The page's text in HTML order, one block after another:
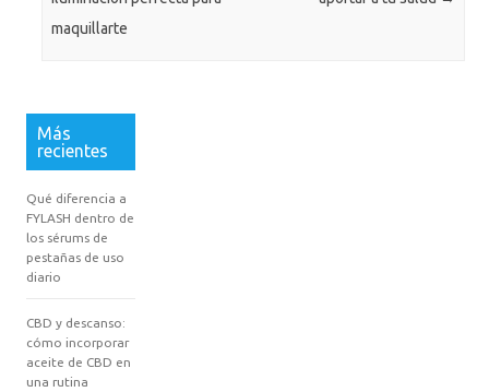
maquillarte
Más
recientes
Qué diferencia a
FYLASH dentro de
los sérums de
pestañas de uso
diario
CBD y descanso:
cómo incorporar
aceite de CBD en
una rutina